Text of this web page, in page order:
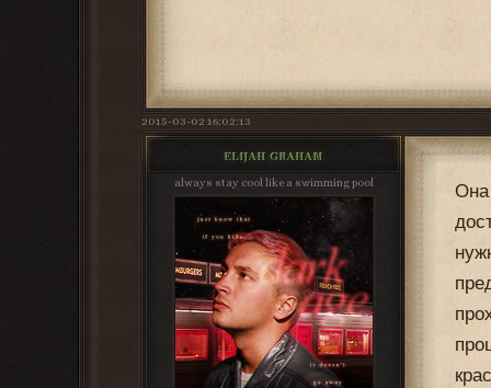
2015-03-02 16:02:13
ELIJAH GRAHAM
always stay cool like a swimming pool